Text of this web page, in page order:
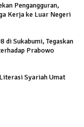
Pengangguran,
Kerja ke Luar Negeri
di Sukabumi, Tegaskan
Prabowo
Syariah Umat